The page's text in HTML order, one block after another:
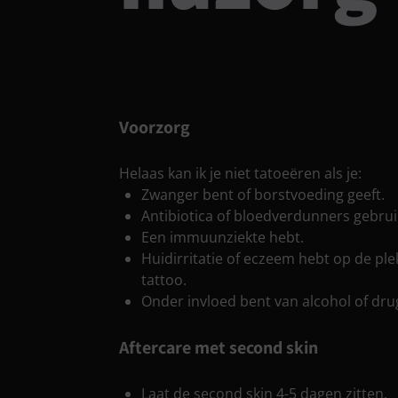
Voorzorg
Helaas kan ik je niet tatoeëren als je:
Zwanger bent of borstvoeding geeft.
Antibiotica of bloedverdunners
Een immuunziekte hebt.
Huidirritatie of eczeem hebt op de
tattoo.
Onder invloed bent van alcohol of
Aftercare met second skin
Laat de second skin 4-5 dagen zitten.